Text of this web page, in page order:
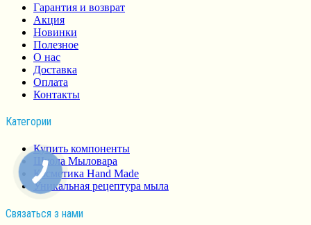
Гарантия и возврат
Акция
Новинки
Полезное
О нас
Доставка
Оплата
Контакты
Категории
Купить компоненты
Школа Мыловара
Косметика Hand Made
Уникальная рецептура мыла
Связаться з нами